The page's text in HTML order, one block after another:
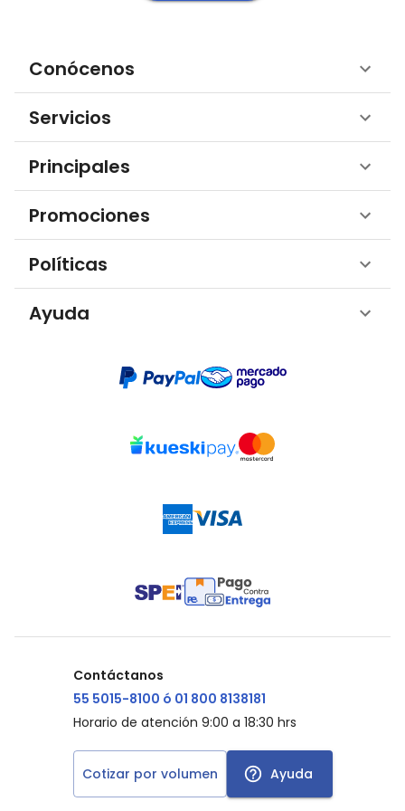
Conócenos
Servicios
Principales
Promociones
Políticas
Ayuda
Contáctanos
55 5015-8100 ó 01 800 8138181
Horario de atención 9:00 a 18:30 hrs
Cotizar por volumen Ayuda